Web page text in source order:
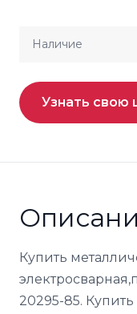
Наличие
Узнать свою
Купить
20295-85.